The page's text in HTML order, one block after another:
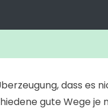
dass es
gute Wege je